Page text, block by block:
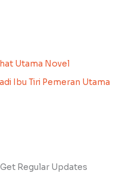
Utama Novel
Ibu Tiri Pemeran Utama
Regular Updates